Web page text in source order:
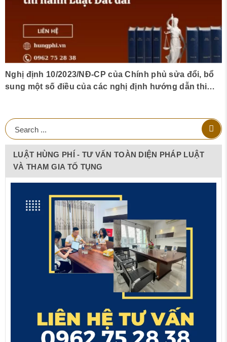
Nghị định 10/2023/NĐ-CP của Chính phủ sửa đổi, bổ
sung một số điều của các nghị định hướng dẫn thi
LUẬT HÙNG PHÍ - TƯ VẤN TOÀN DIỆN PHÁP LUẬT
VÀ THAM GIA TỐ TỤNG